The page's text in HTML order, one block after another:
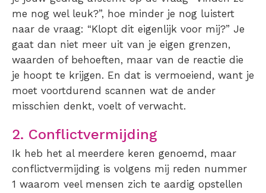
me nog wel leuk?”, hoe minder je nog luistert
naar de vraag: “Klopt dit eigenlijk voor mij?” Je
gaat dan niet meer uit van je eigen grenzen,
waarden of behoeften, maar van de reactie die
je hoopt te krijgen. En dat is vermoeiend, want je
moet voortdurend scannen wat de ander
misschien denkt, voelt of verwacht.
2. Conflictvermijding
Ik heb het al meerdere keren genoemd, maar
conflictvermijding is volgens mij reden nummer
1 waarom veel mensen zich te aardig opstellen